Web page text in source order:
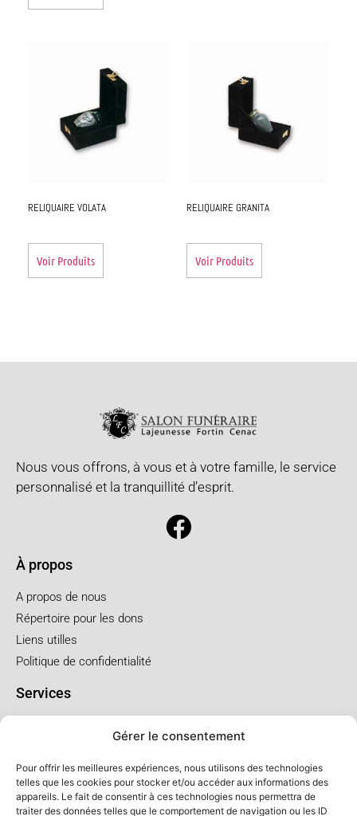
Gérer le consentement
Pour offrir les meilleures expériences, nous utilisons des technologies
telles que les cookies pour stocker et/ou accéder aux informations des
appareils. Le fait de consentir à ces technologies nous permettra de
traiter des données telles que le comportement de navigation ou les ID
RELIQUAIRE VOLATA
Voir Produits
RELIQUAIRE GRANITA
Voir Produits
Nous vous offrons, à vous et à votre famille, le service
personnalisé et la tranquillité d’esprit.
À propos
A propos de nous
Répertoire pour les dons
Liens utilles
Politique de confidentialité
Services
Funérailles au salon
Forfaits et prix